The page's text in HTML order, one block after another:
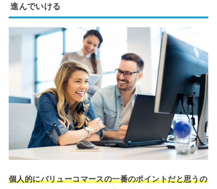
進んでいける
個人的にバリューコマースの一番のポイントだと思うの